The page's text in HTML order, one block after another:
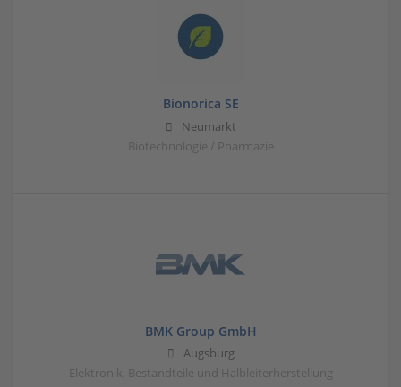
Bionorica SE
Neumarkt
Biotechnologie / Pharmazie
BMK Group GmbH
Augsburg
Elektronik, Bestandteile und Halbleiterherstellung